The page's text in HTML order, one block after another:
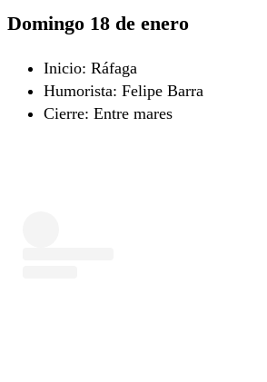
Domingo 18 de enero
Inicio: Ráfaga
Humorista: Felipe Barra
Cierre: Entre mares